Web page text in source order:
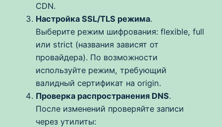
CDN.
Настройка SSL/TLS режима.
Выберите режим шифрования: flexible, full
или strict (названия зависят от
провайдера). По возможности
используйте режим, требующий
валидный сертификат на origin.
Проверка распространения DNS.
После изменений проверяйте записи
через утилиты: